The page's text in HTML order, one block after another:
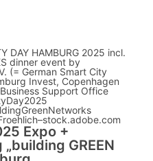
Expo +
GREEN